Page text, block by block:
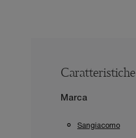
Caratteristiche
Marca
Sangiacomo